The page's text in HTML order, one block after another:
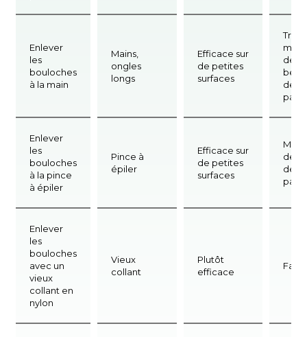
Enlever
les
bouloches
à la main
Mains,
ongles
longs
Efficace sur
de petites
surfaces
Très
mais
de
Enlever
les
bouloches
à la pince
à épiler
Pince à
épiler
Efficace sur
de petites
surfaces
de la
Enlever
les
bouloches
avec un
vieux
collant en
nylon
Vieux
collant
Plutôt
efficace